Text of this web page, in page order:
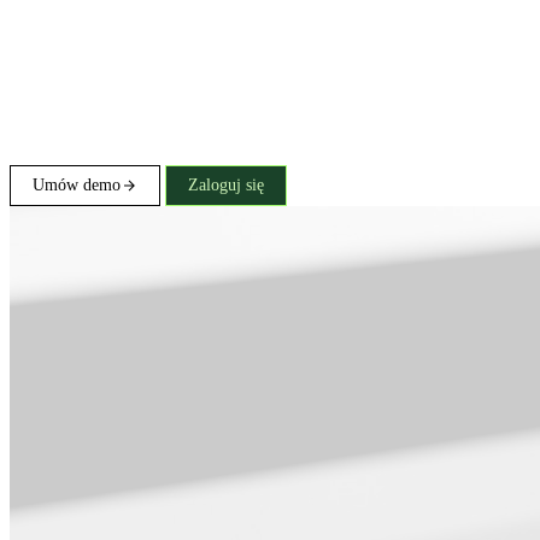
Umów demo Zaloguj się